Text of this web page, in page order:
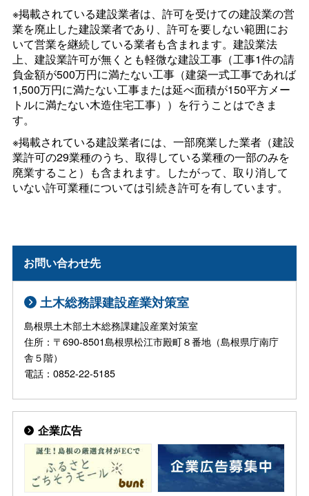
※掲載されている建設業者は、許可を受けての建設業の営
業を廃止した建設業者であり、許可を要しない範囲にお
いて営業を継続している業者も含まれます。建設業法
上、建設業許可が無くとも軽微な建設工事（工事1件の請
負金額が500万円に満たない工事（建築一式工事であれば
1,500万円に満たない工事または延べ面積が150平方メー
トルに満たない木造住宅工事））を行うことはできま
す。
※掲載されている建設業者には、一部廃業した業者（建設
業許可の29業種のうち、取得している業種の一部のみを
廃業すること）も含まれます。したがって、取り消して
いない許可業種については引続き許可を有しています。
お問い合わせ先
土木総務課建設産業対策室
島根県土木部土木総務課建設産業対策室
住所：〒690-8501島根県松江市殿町８番地（島根県庁南庁
舎５階）
電話：0852-22-5185
企業広告